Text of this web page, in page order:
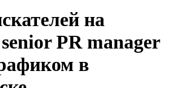
на
PR manager
в